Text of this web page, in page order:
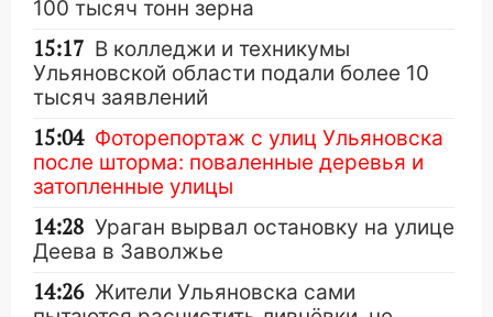
100 тысяч тонн зерна
15:17 В колледжи и техникумы
Ульяновской области подали более 10
тысяч заявлений
15:04 Фоторепортаж с улиц Ульяновска
после шторма: поваленные деревья и
затопленные улицы
14:28 Ураган вырвал остановку на улице
Деева в Заволжье
14:26 Жители Ульяновска сами